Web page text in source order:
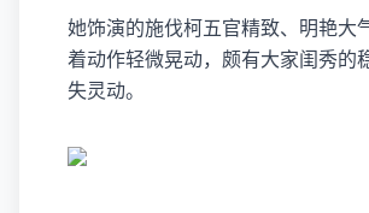
她饰演的施伐柯五官精致、明艳大
着动作轻微晃动，颇有大家闺秀的
失灵动。